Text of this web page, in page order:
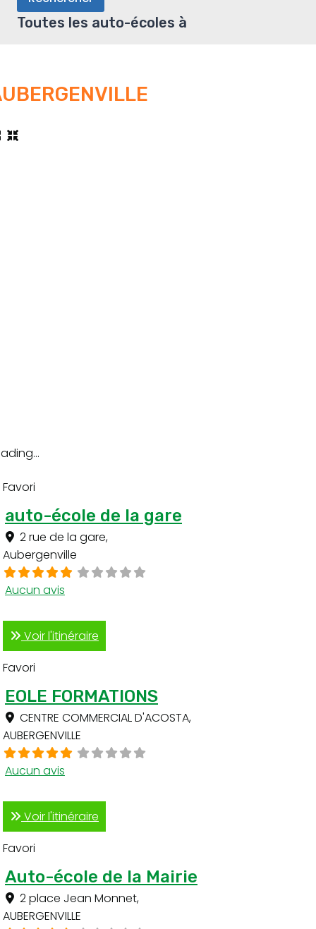
Toutes les auto-écoles à
Favori
auto-école de la gare
2 rue de la gare,
Aubergenville
Aucun avis
Voir l'itinéraire
Favori
EOLE FORMATIONS
CENTRE COMMERCIAL D'ACOSTA,
AUBERGENVILLE
Aucun avis
Voir l'itinéraire
Favori
Auto-école de la Mairie
2 place Jean Monnet,
AUBERGENVILLE